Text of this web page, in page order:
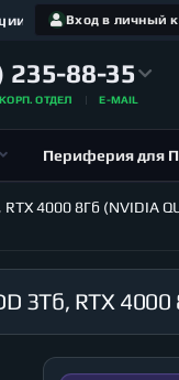
Вход в личный
235-88-35
КОРП. ОТДЕЛ E-MAIL
Периферия для
4000 8Гб (NVIDIA